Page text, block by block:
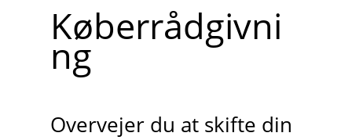
Køberrådgivni
ng
Overvejer du at skifte din